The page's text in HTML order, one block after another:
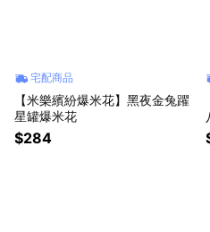
宅配商品
【米樂繽紛爆米花】黑夜金兔躍
星罐爆米花
$284